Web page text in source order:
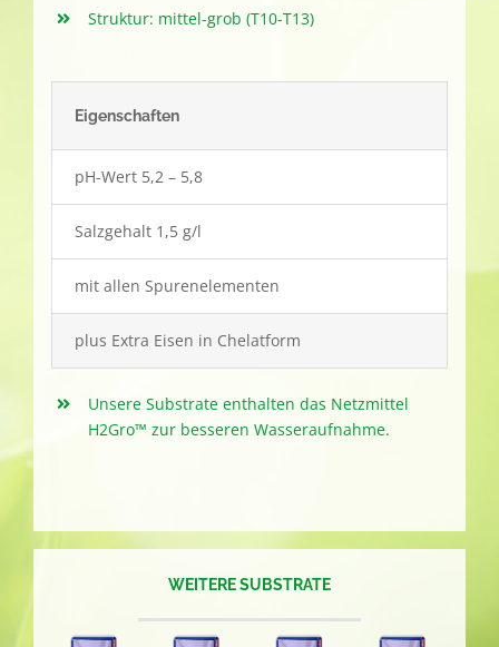
Struktur: mittel-grob (T10-T13)
Eigenschaften
pH-Wert 5,2 – 5,8
Salzgehalt 1,5 g/l
mit allen Spurenelementen
plus Extra Eisen in Chelatform
Unsere Substrate enthalten das Netzmittel
H2Gro™ zur besseren Wasseraufnahme.
WEITERE SUBSTRATE